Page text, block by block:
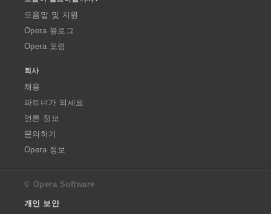
도움말 및 지원
Opera 블로그
Opera 포럼
회사
채용
파트너가 되세요
언론 정보
문의하기
Opera 정보
© Opera Software
개인 보안